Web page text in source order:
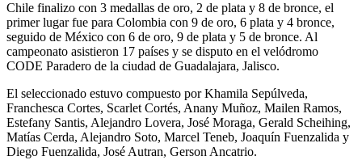
Chile finalizo con 3 medallas de oro, 2 de plata y 8 de bronce, el
primer lugar fue para Colombia con 9 de oro, 6 plata y 4 bronce,
seguido de México con 6 de oro, 9 de plata y 5 de bronce. Al
campeonato asistieron 17 países y se disputo en el velódromo
CODE Paradero de la ciudad de Guadalajara, Jalisco.
El seleccionado estuvo compuesto por Khamila Sepúlveda,
Franchesca Cortes, Scarlet Cortés, Anany Muñoz, Mailen Ramos,
Estefany Santis, Alejandro Lovera, José Moraga, Gerald Scheihing,
Matías Cerda, Alejandro Soto, Marcel Teneb, Joaquín Fuenzalida y
Diego Fuenzalida, José Autran, Gerson Ancatrio.